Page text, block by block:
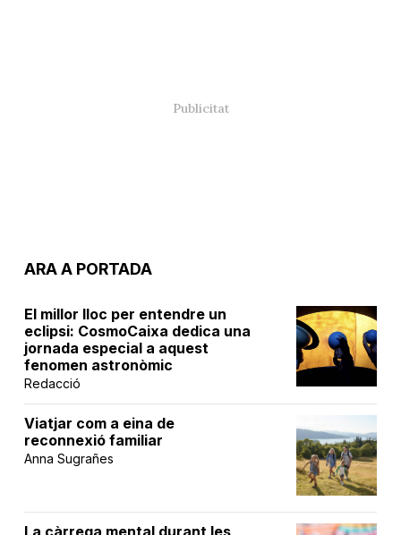
ARA A PORTADA
El millor lloc per entendre un
eclipsi: CosmoCaixa dedica una
jornada especial a aquest
fenomen astronòmic
Redacció
Viatjar com a eina de
reconnexió familiar
Anna Sugrañes
La càrrega mental durant les